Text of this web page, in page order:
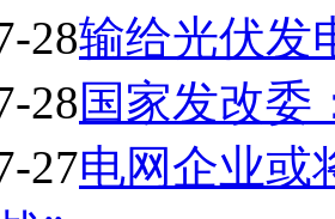
28输给光伏发
28国家发改委
27电网企业或